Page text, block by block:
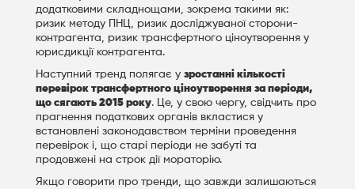
додатковими складнощами, зокрема такими як:
ризик методу ПНЦ, ризик досліджуваної сторони-
контрагента, ризик трансфертного ціноутворення у
юрисдикції контрагента.
Наступний тренд полягає у зростанні кількості
перевірок трансфертного ціноутворення за періоди,
що сягають 2015 року. Це, у свою чергу, свідчить про
прагнення податкових органів вкластися у
встановлені законодавством терміни проведення
перевірок і, що старі періоди не забуті та
продовжені на строк дії мораторію.
Якщо говорити про тренди, що завжди залишаються